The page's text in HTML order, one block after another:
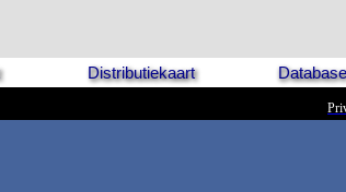
Distributiekaart